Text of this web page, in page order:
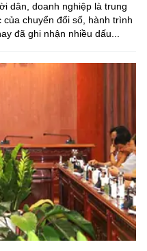
dân, doanh nghiệp là trung
chuyển đổi số, hành trình
đã ghi nhận nhiều dấu...